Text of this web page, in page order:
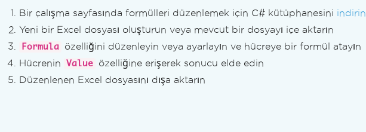
Bir çalışma sayfasında formülleri düzenlemek için C# kütüphanesini indirin
Yeni bir Excel dosyası oluşturun veya mevcut bir dosyayı içe aktarın
Formula
özelliğini düzenleyin veya ayarlayın ve hücreye bir formül atayın
Hücrenin
Value
özelliğine erişerek sonucu elde edin
Düzenlenen Excel dosyasını dışa aktarın